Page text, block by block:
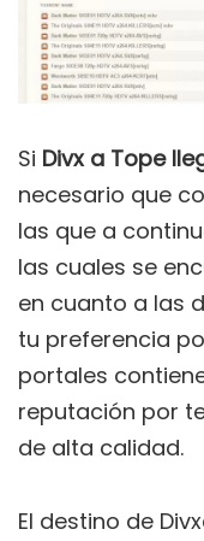
Si Divx a Tope
necesario que
las que a
las cuales se
en cuanto a las
tu preferencia
portales
reputación por
de alta calidad.
El destino de